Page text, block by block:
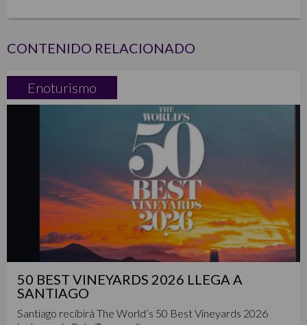
CONTENIDO RELACIONADO
Enoturismo
50 BEST VINEYARDS 2026 LLEGA A
SANTIAGO
Santiago recibirá The World’s 50 Best Vineyards 2026